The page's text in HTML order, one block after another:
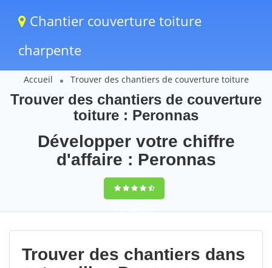
Chantier couverture toiture
charpente
Accueil Trouver des chantiers de couverture toiture
Trouver des chantiers de couverture
toiture : Peronnas
Développer votre chiffre
d'affaire : Peronnas
9,5(100%)61
votes
Trouver des chantiers dans